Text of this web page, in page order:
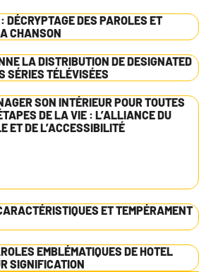
DES PAROLES ET
CHANSON
LA DISTRIBUTION DE DESIGNATED
SÉRIES TÉLÉVISÉES
SON INTÉRIEUR POUR TOUTES
DE LA VIE : L’ALLIANCE DU
ET DE L’ACCESSIBILITÉ
ET TEMPÉRAMENT
EMBLÉMATIQUES DE HOTEL
SIGNIFICATION